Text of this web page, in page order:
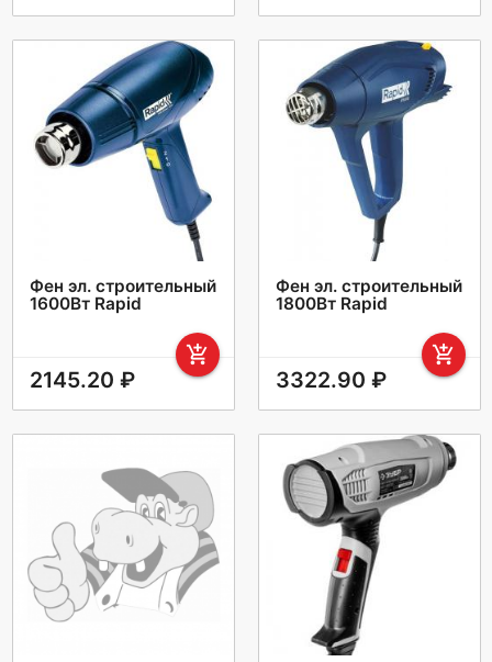
Фен эл. строительный
1600Вт Rapid
add_shopping_cart
2145.20 ₽
Фен эл. строительный
1800Вт Rapid
add_shopping_cart
3322.90 ₽